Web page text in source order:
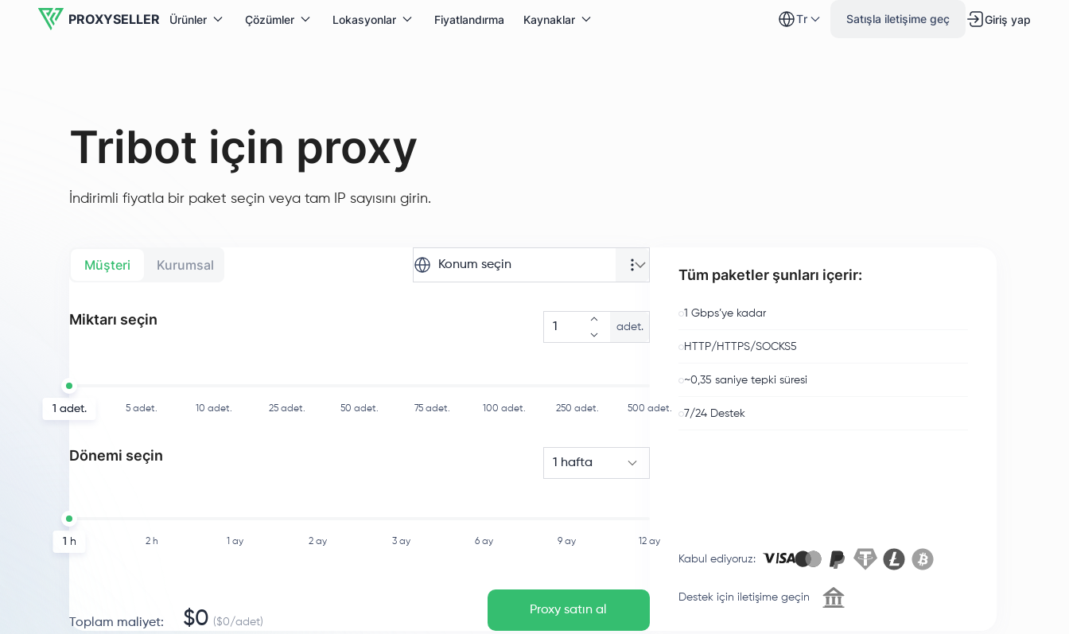
PROXYSELLER Ürünler Çözümler Lokasyonlar Fiyatlandırma Kaynaklar tr Satışla iletişime geç Giriş yap
Tribot için proxy
İndirimli fiyatla bir paket seçin veya tam IP sayısını girin.
Müşteri Kurumsal Konum seçin
Miktarı seçin adet.
1 adet. 5 adet. 10 adet. 25 adet. 50 adet. 75 adet. 100 adet. 250 adet. 500 adet.
Dönemi seçin 1 hafta
1 h 2 h 1 ay 2 ay 3 ay 6 ay 9 ay 12 ay
Toplam maliyet: $0 ($0/adet)
Proxy satın al
Tüm paketler şunları içerir:
1 Gbps’ye kadar
HTTP/HTTPS/SOCKS5
~0,35 saniye tepki süresi
7/24 Destek
Kabul ediyoruz:
Destek için iletişime geçin